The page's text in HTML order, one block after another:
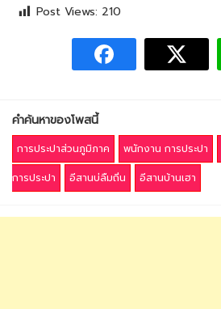
Post Views: 210
คำค้นหาของโพสนี้
การประปาส่วนภูมิภาค พนักงาน การประปา
การประปา
อีสานบ่ลืมถิ่น อีสานบ้านเฮา